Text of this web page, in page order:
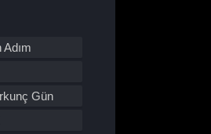
Adım
Gün